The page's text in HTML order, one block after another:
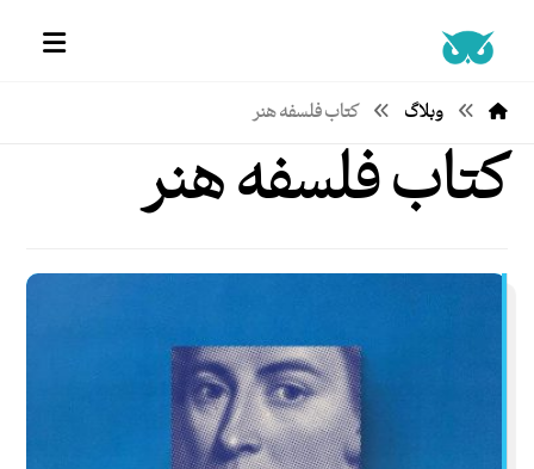
وبلاگ کتاب فلسفه هنر
کتاب فلسفه هنر